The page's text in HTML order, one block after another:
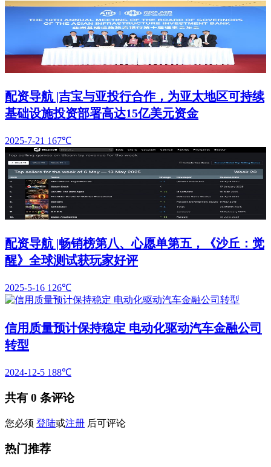
配资导航 |吉宝与亚投行合作，为亚太地区可持续
基础设施投资部署高达15亿美元资金
2025-7-21 167℃
配资导航 |畅销榜第八、心愿单第五，《沙丘：觉
醒》全球测试获玩家好评
2025-5-16 126℃
信用质量预计保持稳定 电动化驱动汽车金融公司
转型
2024-12-5 188℃
共有 0 条评论
您必须 登陆或注册 后可评论
热门推荐